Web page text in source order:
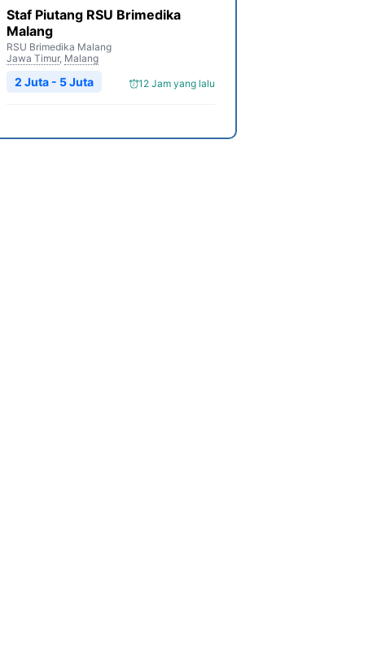
Staf Piutang RSU Brimedika
Malang
RSU Brimedika Malang
Jawa Timur, Malang
12 Jam yang lalu
2 Juta - 5 Juta